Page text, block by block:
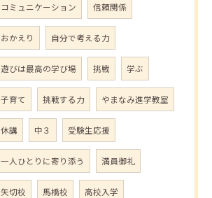
コミュニケーション 信頼関係
おかえり 自分で考える力
遊びは最高の学び場 挑戦 学ぶ
子育て 挑戦する力 やまなみ進学教室
休講 中３ 受験生応援
一人ひとりに寄り添う 満員御礼
矢切校 馬橋校 高校入学